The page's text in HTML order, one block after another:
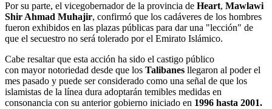
Por su parte, el vicegobernador de la provincia de Heart, Mawlawi
Shir Ahmad Muhajir, confirmó que los cadáveres de los hombres
fueron exhibidos en las plazas públicas para dar una "lección" de
que el secuestro no será tolerado por el Emirato Islámico.
Cabe resaltar que esta acción ha sido el castigo público
con mayor notoriedad desde que los Talibanes llegaron al poder el
mes pasado y puede ser considerado como una señal de que los
islamistas de la línea dura adoptarán temibles medidas en
consonancia con su anterior gobierno iniciado en 1996 hasta 2001.